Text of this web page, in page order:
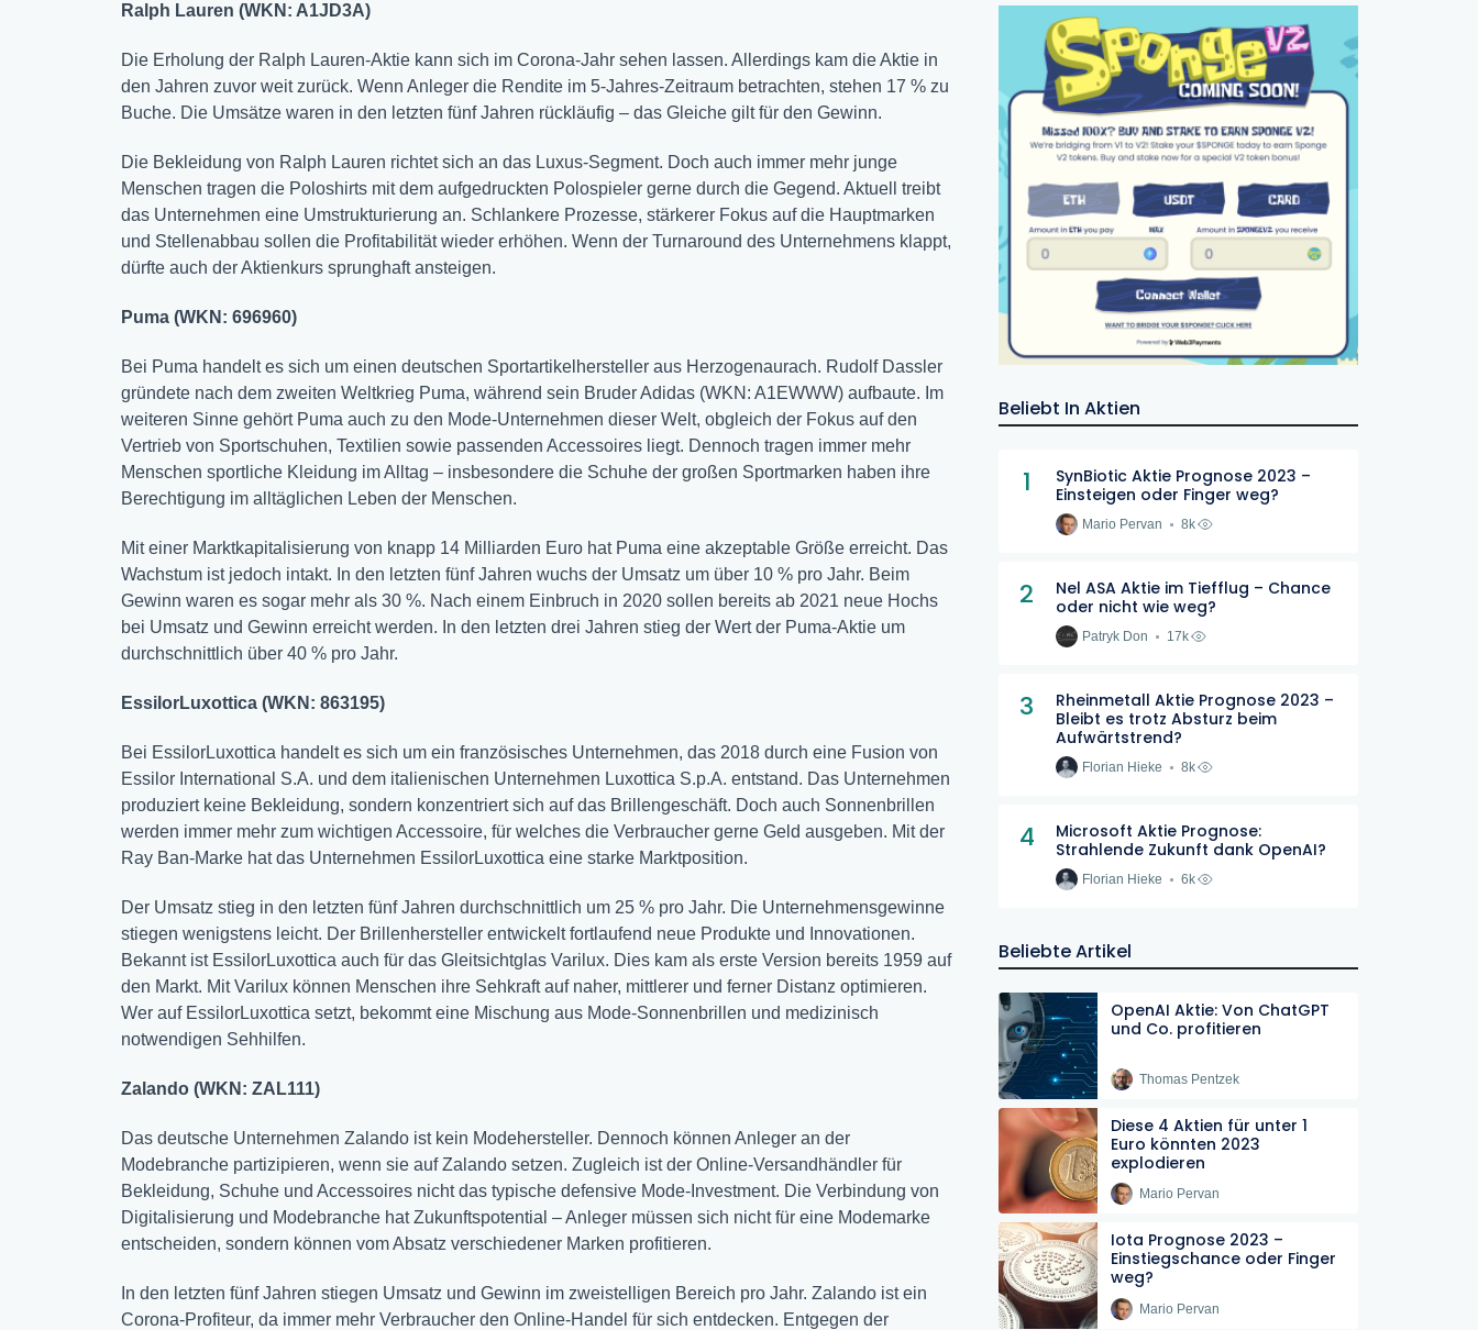
Ralph Lauren (WKN: A1JD3A)
Die Erholung der Ralph Lauren-Aktie kann sich im Corona-Jahr sehen lassen. Allerdings kam die Aktie in
den Jahren zuvor weit zurück. Wenn Anleger die Rendite im 5-Jahres-Zeitraum betrachten, stehen 17 % zu
Buche. Die Umsätze waren in den letzten fünf Jahren rückläufig – das Gleiche gilt für den Gewinn.
Die Bekleidung von Ralph Lauren richtet sich an das Luxus-Segment. Doch auch immer mehr junge
Menschen tragen die Poloshirts mit dem aufgedruckten Polospieler gerne durch die Gegend. Aktuell treibt
das Unternehmen eine Umstrukturierung an. Schlankere Prozesse, stärkerer Fokus auf die Hauptmarken
und Stellenabbau sollen die Profitabilität wieder erhöhen. Wenn der Turnaround des Unternehmens klappt,
dürfte auch der Aktienkurs sprunghaft ansteigen.
Puma (WKN: 696960)
Bei Puma handelt es sich um einen deutschen Sportartikelhersteller aus Herzogenaurach. Rudolf Dassler
gründete nach dem zweiten Weltkrieg Puma, während sein Bruder Adidas (WKN: A1EWWW) aufbaute. Im
weiteren Sinne gehört Puma auch zu den Mode-Unternehmen dieser Welt, obgleich der Fokus auf den
Vertrieb von Sportschuhen, Textilien sowie passenden Accessoires liegt. Dennoch tragen immer mehr
Menschen sportliche Kleidung im Alltag – insbesondere die Schuhe der großen Sportmarken haben ihre
Berechtigung im alltäglichen Leben der Menschen.
Mit einer Marktkapitalisierung von knapp 14 Milliarden Euro hat Puma eine akzeptable Größe erreicht. Das
Wachstum ist jedoch intakt. In den letzten fünf Jahren wuchs der Umsatz um über 10 % pro Jahr. Beim
Gewinn waren es sogar mehr als 30 %. Nach einem Einbruch in 2020 sollen bereits ab 2021 neue Hochs
bei Umsatz und Gewinn erreicht werden. In den letzten drei Jahren stieg der Wert der Puma-Aktie um
durchschnittlich über 40 % pro Jahr.
EssilorLuxottica (WKN: 863195)
Bei EssilorLuxottica handelt es sich um ein französisches Unternehmen, das 2018 durch eine Fusion von
Essilor International S.A. und dem italienischen Unternehmen Luxottica S.p.A. entstand. Das Unternehmen
produziert keine Bekleidung, sondern konzentriert sich auf das Brillengeschäft. Doch auch Sonnenbrillen
werden immer mehr zum wichtigen Accessoire, für welches die Verbraucher gerne Geld ausgeben. Mit der
Ray Ban-Marke hat das Unternehmen EssilorLuxottica eine starke Marktposition.
Der Umsatz stieg in den letzten fünf Jahren durchschnittlich um 25 % pro Jahr. Die Unternehmensgewinne
stiegen wenigstens leicht. Der Brillenhersteller entwickelt fortlaufend neue Produkte und Innovationen.
Bekannt ist EssilorLuxottica auch für das Gleitsichtglas Varilux. Dies kam als erste Version bereits 1959 auf
den Markt. Mit Varilux können Menschen ihre Sehkraft auf naher, mittlerer und ferner Distanz optimieren.
Wer auf EssilorLuxottica setzt, bekommt eine Mischung aus Mode-Sonnenbrillen und medizinisch
notwendigen Sehhilfen.
Zalando (WKN: ZAL111)
Das deutsche Unternehmen Zalando ist kein Modehersteller. Dennoch können Anleger an der
Modebranche partizipieren, wenn sie auf Zalando setzen. Zugleich ist der Online-Versandhändler für
Bekleidung, Schuhe und Accessoires nicht das typische defensive Mode-Investment. Die Verbindung von
Digitalisierung und Modebranche hat Zukunftspotential – Anleger müssen sich nicht für eine Modemarke
entscheiden, sondern können vom Absatz verschiedener Marken profitieren.
In den letzten fünf Jahren stiegen Umsatz und Gewinn im zweistelligen Bereich pro Jahr. Zalando ist ein
Corona-Profiteur, da immer mehr Verbraucher den Online-Handel für sich entdecken. Entgegen der
Beliebt In Aktien
1
SynBiotic Aktie Prognose 2023 –
Einsteigen oder Finger weg?
Mario Pervan 8k
2
Nel ASA Aktie im Tiefflug – Chance
oder nicht wie weg?
Patryk Don 17k
3
Rheinmetall Aktie Prognose 2023 –
Bleibt es trotz Absturz beim
Aufwärtstrend?
Florian Hieke 8k
4
Microsoft Aktie Prognose:
Strahlende Zukunft dank OpenAI?
Florian Hieke 6k
Beliebte Artikel
OpenAI Aktie: Von ChatGPT
und Co. profitieren
Thomas Pentzek
Diese 4 Aktien für unter 1
Euro könnten 2023
explodieren
Mario Pervan
Iota Prognose 2023 –
Einstiegschance oder Finger
weg?
Mario Pervan